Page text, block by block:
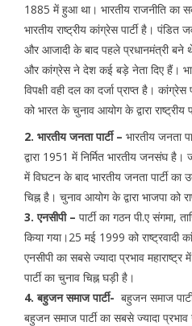
1885 में हुआ था। भारतीय राजनीति का
भारतीय राष्ट्रीय कांग्रेस पार्टी है।
और आजादी के बाद पहले प्रधानमंत्री बने
और कांग्रेस ने देश कई बड़े नेता दिए हैं।
विपक्षी वही दल का दर्जा प्राप्त है।
को भारत के चुनाव आयोग के द्वारा राष्ट्रीय
2. भारतीय जनता पार्टी – भारतीय जनता
द्वारा 1951 में निर्मित भारतीय जनसंघ
में विघटन के बाद भारतीय जनता पार्टी
चिह्न है। चुनाव आयोग के द्वारा भाजपा को
3. एनसीपी – पार्टी का गठन पी.ए संगमा,
किया गया।25 मई 1999 को राष्ट्रवादी
एनसीपी का सबसे ज्यादा प्रभाव महाराष्ट्र
पार्टी का चुनाव चिह्न घड़ी है।
4. बहुजन समाज पार्टी- बहुजन समाज
बहुजन समाज पार्टी का सबसे ज्यादा प्रभाव